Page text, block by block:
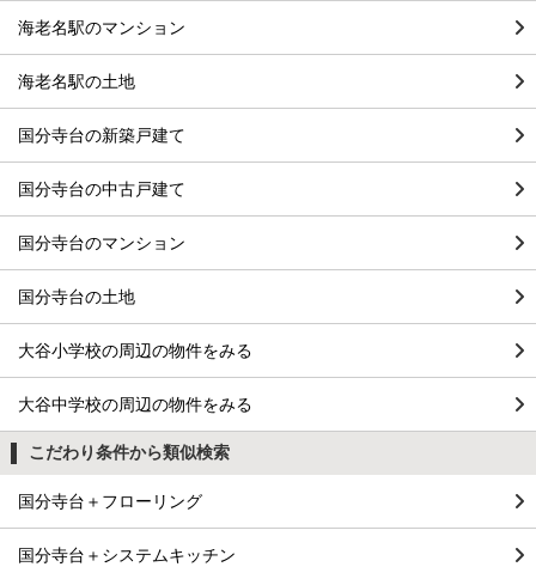
海老名駅のマンション
海老名駅の土地
国分寺台の新築戸建て
国分寺台の中古戸建て
国分寺台のマンション
国分寺台の土地
大谷小学校の周辺の物件をみる
大谷中学校の周辺の物件をみる
こだわり条件から類似検索
国分寺台＋フローリング
国分寺台＋システムキッチン